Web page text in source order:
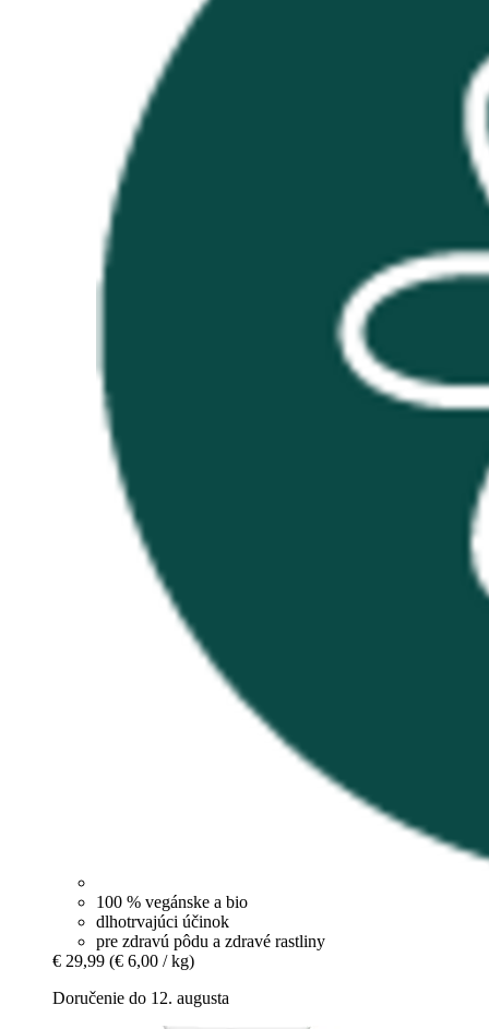
100 % vegánske a bio
dlhotrvajúci účinok
pre zdravú pôdu a zdravé rastliny
€ 29,99 (€ 6,00 / kg)
Doručenie do 12. augusta